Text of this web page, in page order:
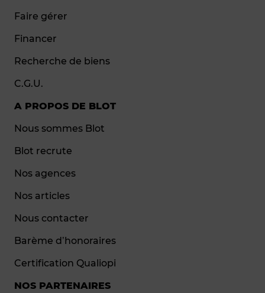
Faire gérer
Financer
Recherche de biens
C.G.U.
A PROPOS DE BLOT
Nous sommes Blot
Blot recrute
Nos agences
Nos articles
Nous contacter
Barème d’honoraires
Certification Qualiopi
NOS PARTENAIRES